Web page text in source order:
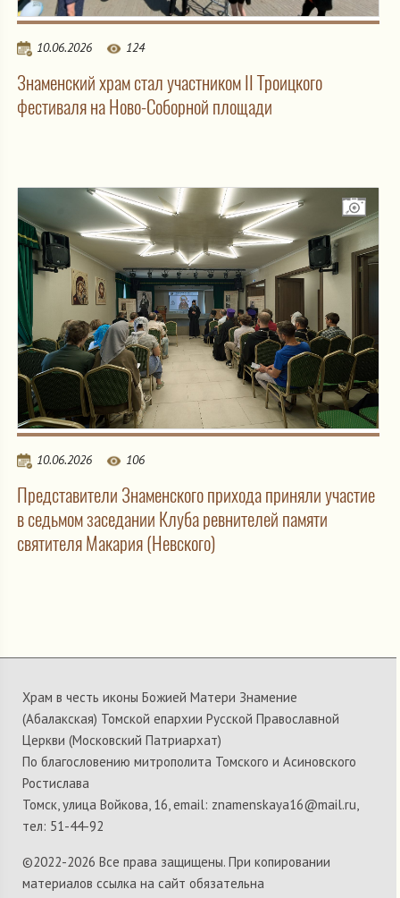
10.06.2026 124
Знаменский храм стал участником II Троицкого
фестиваля на Ново-Соборной площади
10.06.2026 106
Представители Знаменского прихода приняли участие
в седьмом заседании Клуба ревнителей памяти
святителя Макария (Невского)
Храм в честь иконы Божией Матери Знамение
(Абалакская) Томской епархии Русской Православной
Церкви (Московский Патриархат)
По благословению митрополита Томского и Асиновского
Ростислава
Томск, улица Войкова, 16, email: znamenskaya16@mail.ru,
тел: 51-44-92
©2022-2026 Все права защищены. При копировании
материалов ссылка на сайт обязательна